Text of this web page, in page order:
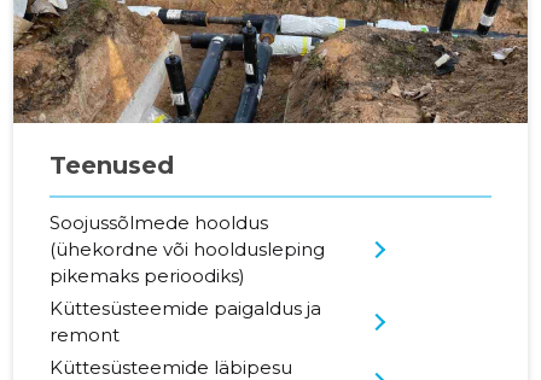
Teenused
Soojussõlmede hooldus
(ühekordne või hooldusleping
pikemaks perioodiks)
Küttesüsteemide paigaldus ja
remont
Küttesüsteemide läbipesu